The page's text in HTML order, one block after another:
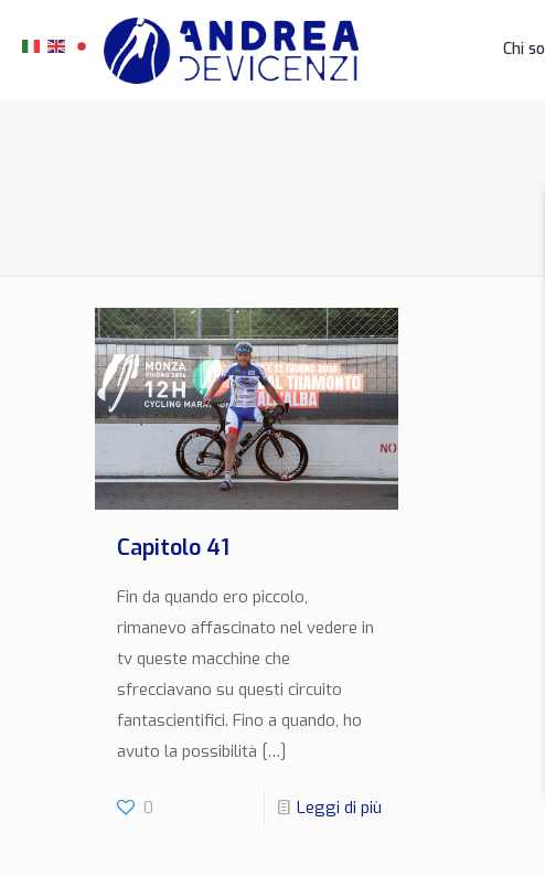
Chi
Capitolo 41
Fin da quando ero piccolo,
rimanevo affascinato nel vedere in
tv queste macchine che
sfrecciavano su questi circuito
fantascientifici. Fino a quando, ho
avuto la possibilità […]
0 Leggi di più